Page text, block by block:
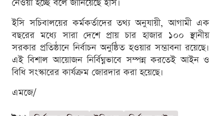
নেওয়া হচ্ছে বলে জানিয়েছে ইসি।
ইসি সচিবালয়ের কর্মকর্তাদের তথ্য অনুযায়ী, আগামী এক
বছরের মধ্যে সারা দেশে প্রায় চার হাজার ১০০ স্থানীয়
সরকার প্রতিষ্ঠানে নির্বাচন অনুষ্ঠিত হওয়ার সম্ভাবনা রয়েছে।
এই বিশাল আয়োজন নির্বিঘ্নভাবে সম্পন্ন করতেই আইন ও
বিধি সংস্কারের কার্যক্রম জোরদার করা হয়েছে।
এমজে/